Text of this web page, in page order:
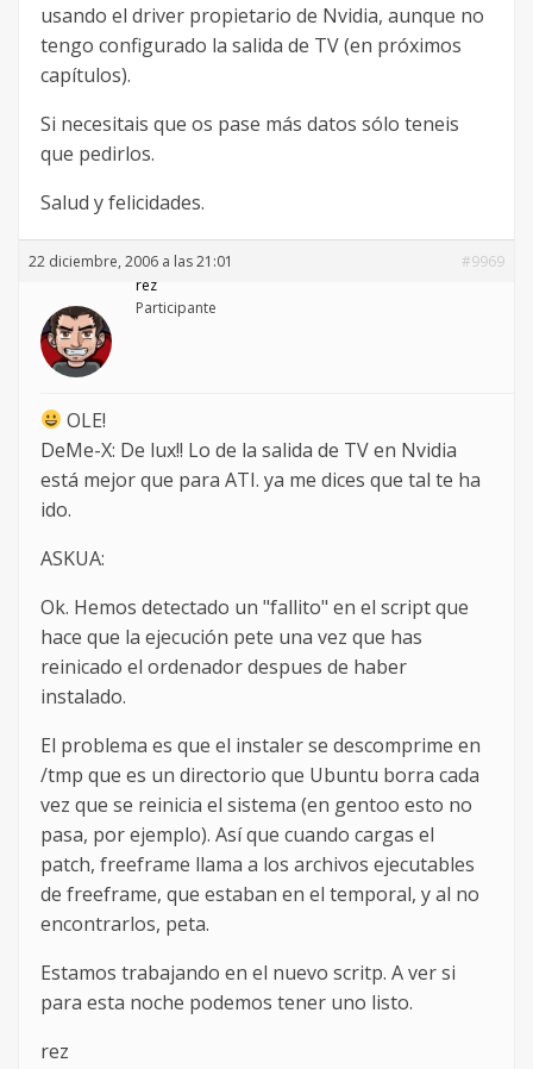
usando el driver propietario de Nvidia, aunque no
tengo configurado la salida de TV (en próximos
capítulos).
Si necesitais que os pase más datos sólo teneis
que pedirlos.
Salud y felicidades.
22 diciembre, 2006 a las 21:01
#9969
rez
Participante
OLE!
DeMe-X: De lux!! Lo de la salida de TV en Nvidia
está mejor que para ATI. ya me dices que tal te ha
ido.
ASKUA:
Ok. Hemos detectado un "fallito" en el script que
hace que la ejecución pete una vez que has
reinicado el ordenador despues de haber
instalado.
El problema es que el instaler se descomprime en
/tmp que es un directorio que Ubuntu borra cada
vez que se reinicia el sistema (en gentoo esto no
pasa, por ejemplo). Así que cuando cargas el
patch, freeframe llama a los archivos ejecutables
de freeframe, que estaban en el temporal, y al no
encontrarlos, peta.
Estamos trabajando en el nuevo scritp. A ver si
para esta noche podemos tener uno listo.
rez